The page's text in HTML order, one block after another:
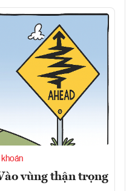
vùng thận trọng